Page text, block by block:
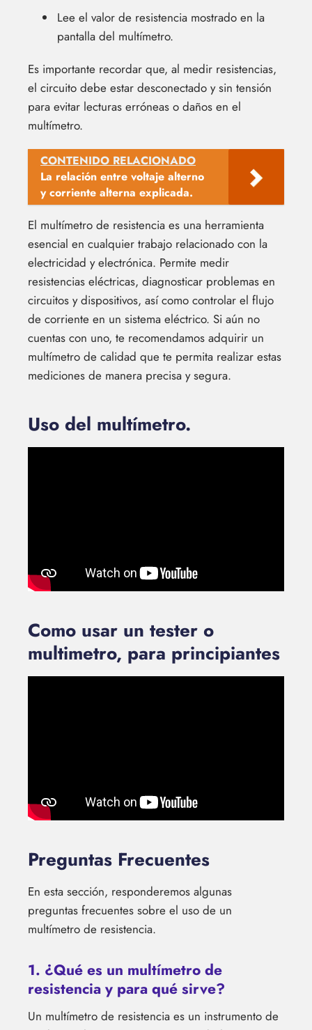
Lee el valor de resistencia mostrado en la
pantalla del multímetro.
Es importante recordar que, al medir resistencias,
el circuito debe estar desconectado y sin tensión
para evitar lecturas erróneas o daños en el
multímetro.
CONTENIDO RELACIONADO
La relación entre voltaje alterno
y corriente alterna explicada.
El multímetro de resistencia es una herramienta
esencial en cualquier trabajo relacionado con la
electricidad y electrónica. Permite medir
resistencias eléctricas, diagnosticar problemas en
circuitos y dispositivos, así como controlar el flujo
de corriente en un sistema eléctrico. Si aún no
cuentas con uno, te recomendamos adquirir un
multímetro de calidad que te permita realizar estas
mediciones de manera precisa y segura.
Uso del multímetro.
Como usar un tester o
multimetro, para principiantes
Preguntas Frecuentes
En esta sección, responderemos algunas
preguntas frecuentes sobre el uso de un
multímetro de resistencia.
1. ¿Qué es un multímetro de
resistencia y para qué sirve?
Un multímetro de resistencia es un instrumento de